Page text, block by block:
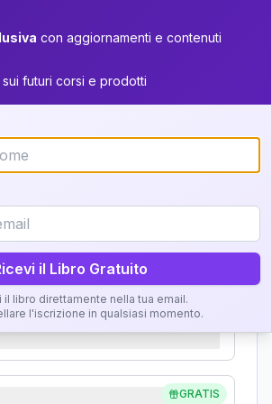
5
+4 12
+6 19
34-36
37.5-38.5
38.5-39
Significato e
GRATIS
Figlio
GRATIS
con aggiornamenti e contenuti
sui futuri corsi e prodotti
il Libro Gratuito
il libro direttamente nella tua email.
l'iscrizione in qualsiasi momento.